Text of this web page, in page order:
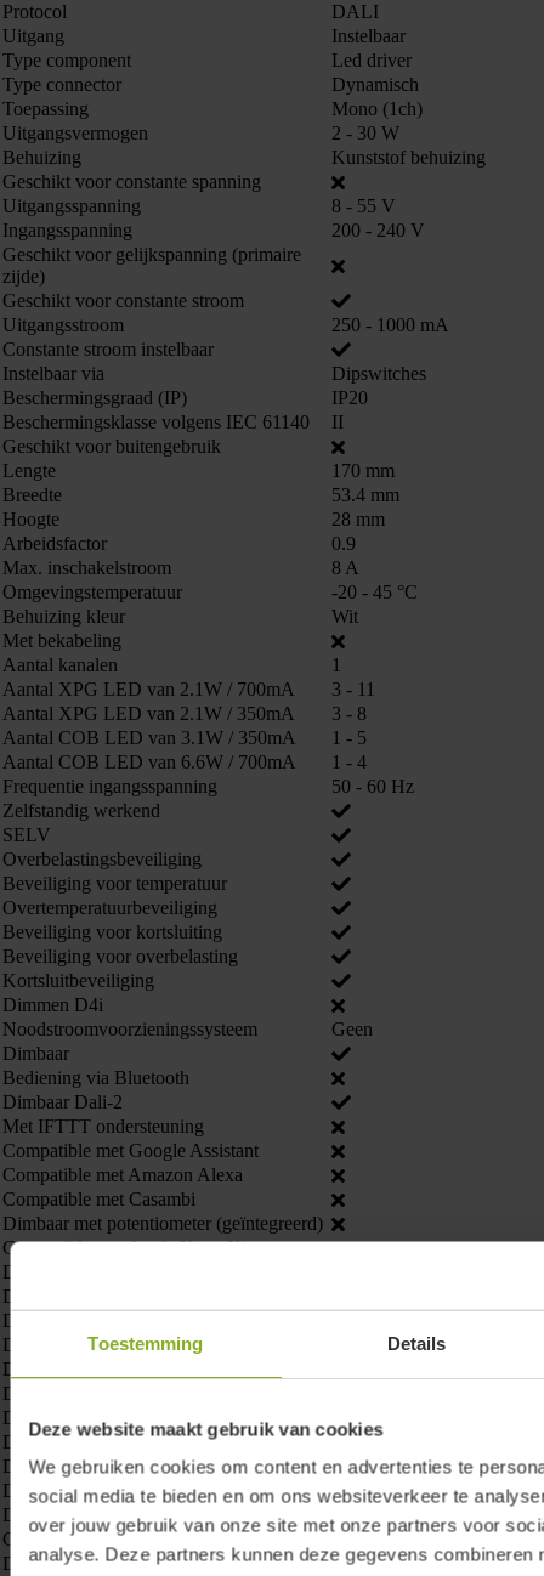
Toestemming Details
Deze website maakt gebruik van cookies
We gebruiken cookies om content en advertenties te
social media te bieden en om ons websiteverkeer te
over jouw gebruik van onze site met onze partners voor
analyse. Deze partners kunnen deze gegevens combineren
Protocol
DALI
Uitgang
Instelbaar
Type component
Led driver
Type connector
Dynamisch
Toepassing
Mono (1ch)
Uitgangsvermogen
2 - 30 W
Behuizing
Kunststof behuizing
Geschikt voor constante spanning
Uitgangsspanning
8 - 55 V
Ingangsspanning
200 - 240 V
Geschikt voor gelijkspanning (primaire
zijde)
Geschikt voor constante stroom
Uitgangsstroom
250 - 1000 mA
Constante stroom instelbaar
Instelbaar via
Dipswitches
Beschermingsgraad (IP)
IP20
Beschermingsklasse volgens IEC 61140
II
Geschikt voor buitengebruik
Lengte
170 mm
Breedte
53.4 mm
Hoogte
28 mm
Arbeidsfactor
0.9
Max. inschakelstroom
8 A
Omgevingstemperatuur
-20 - 45 °C
Behuizing kleur
Wit
Met bekabeling
Aantal kanalen
1
Aantal XPG LED van 2.1W / 700mA
3 - 11
Aantal XPG LED van 2.1W / 350mA
3 - 8
Aantal COB LED van 3.1W / 350mA
1 - 5
Aantal COB LED van 6.6W / 700mA
1 - 4
Frequentie ingangsspanning
50 - 60 Hz
Zelfstandig werkend
SELV
Overbelastingsbeveiliging
Beveiliging voor temperatuur
Overtemperatuurbeveiliging
Beveiliging voor kortsluiting
Beveiliging voor overbelasting
Kortsluitbeveiliging
Dimmen D4i
Noodstroomvoorzieningssysteem
Geen
Dimbaar
Bediening via Bluetooth
Dimbaar Dali-2
Met IFTTT ondersteuning
Compatible met Google Assistant
Compatible met Amazon Alexa
Compatible met Casambi
Dimbaar met potentiometer (geïntegreerd)
Compatible met Apple HomeKit
Dimbaar RF
Dimming fabrikantspecifiek
Dimbaar 10 V
Dimbaar LineSwitch
Dimbaar fase aansnijding
Dimbaar DALI
Dimming programmeerbaar
Dimbaar Sine Wave Reduction
Dimbereik
0.1 - 100 %
Dimbaar DMX
Dimbaar netspanningsmodulatie
Constante lichtstroom regeling
Dimbaar Touch and Dim
860011
Kunnen we je ergens mee helpen?
Neem dan contact op +31 88 002 33
00 of info@lumiko.nl